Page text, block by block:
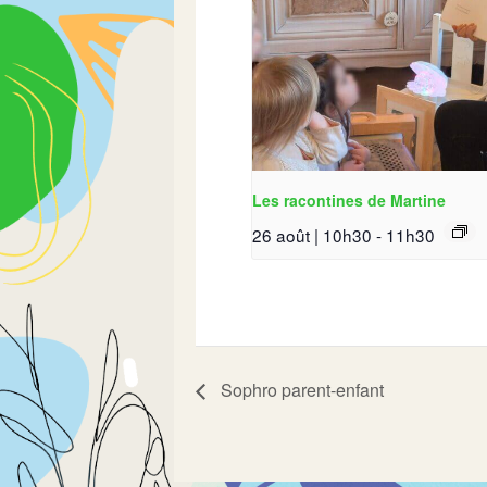
Les racontines de Martine
26 août | 10h30 - 11h30
Sophro parent-enfant